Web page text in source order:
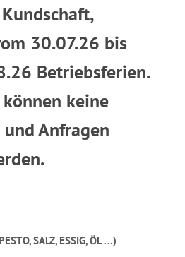
30.07.26 bis
Betriebsferien.
keine
Anfragen
SALZ, ESSIG, ÖL ...)